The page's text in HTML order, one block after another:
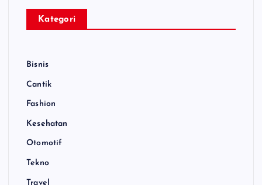
Kategori
Bisnis
Cantik
Fashion
Kesehatan
Otomotif
Tekno
Travel